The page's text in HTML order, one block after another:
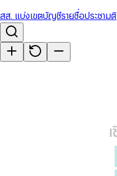
สส. แบ่งเขตบัญชีรายชื่อประชามติ